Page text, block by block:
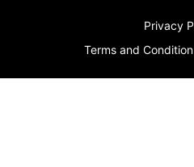
Privacy
Terms and Condition